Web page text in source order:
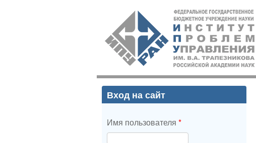
ИПУ
РАН
Вход на сайт
Имя пользователя *